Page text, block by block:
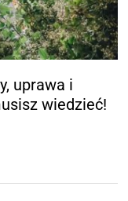
uprawa i
wiedzieć!